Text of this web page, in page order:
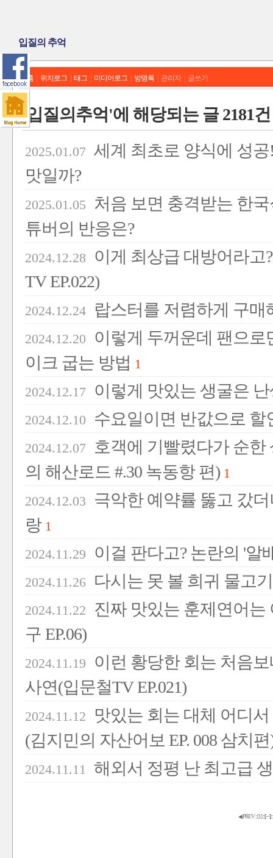
입질의 추억
홈 위치로그 태그 미디어로그 방명록 관리자 글쓰기
'입질의추억'에 해당되는 글 2181건
2025.01.07 세계 최초로 양식에 성
맛일까?
2025.01.05
처음 보면 충격받는 한
튜버의 반응은?
2024.12.28
이게 최상급 대방어라고
TV EP.022)
2024.12.24 랍스터를 저렴하게 구
2024.12.20
이렇게 두꺼운데 팬으로
이크 굽는 방법 1
2024.12.17 이렇게 맛있는 생굴은
2024.12.10 수요일이면 반값으로
2024.12.07
호객에 기빨렸다가 순
의 해산로드 #.30 녹동항 편) 1
2024.12.03
극악한 예약률 뚫고 갔
랑 1
2024.11.29 이걸 판다고? 논란의 '알
2024.11.26 다시는 못 볼 희귀 물고
2024.11.22
진짜 맛있는 훈제연어
구 EP.06)
2024.11.19
이런 황당한 회는 처음
사연(입문철TV EP.021)
2024.11.12
맛있는 회는 대체 어디
(김지민의 자산어보 EP. 008 삼치
2024.11.11 해외서 정평 난 최고급
◀ PREV: [1]: [···]: